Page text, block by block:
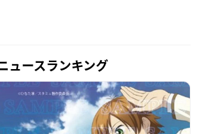
ュースランキング